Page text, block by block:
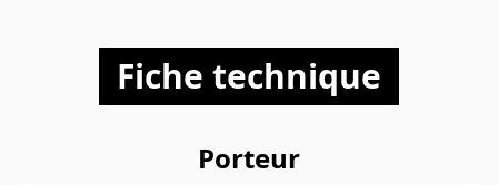
Fiche technique
Porteur